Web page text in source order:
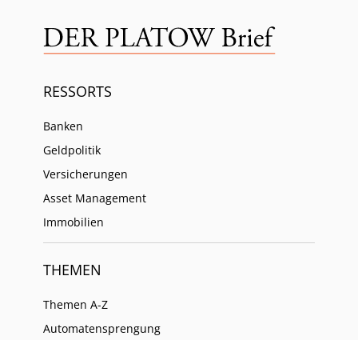
RESSORTS
Banken
Geldpolitik
Versicherungen
Asset Management
Immobilien
THEMEN
Themen A-Z
Automatensprengung